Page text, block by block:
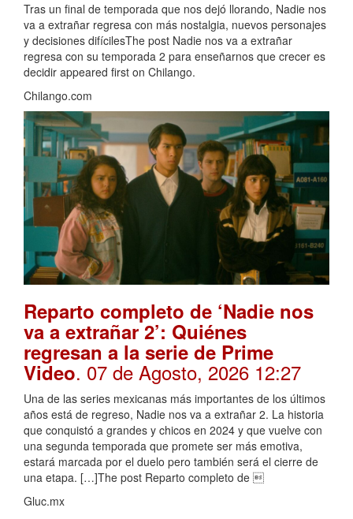
Tras un final de temporada que nos dejó llorando, Nadie nos
va a extrañar regresa con más nostalgia, nuevos personajes
y decisiones difícilesThe post Nadie nos va a extrañar
regresa con su temporada 2 para enseñarnos que crecer es
decidir appeared first on Chilango.
Chilango.com
Reparto completo de ‘Nadie nos
va a extrañar 2’: Quiénes
regresan a la serie de Prime
Video. 07 de Agosto, 2026 12:27
Una de las series mexicanas más importantes de los últimos
años está de regreso, Nadie nos va a extrañar 2. La historia
que conquistó a grandes y chicos en 2024 y que vuelve con
una segunda temporada que promete ser más emotiva,
estará marcada por el duelo pero también será el cierre de
una etapa. […]The post Reparto completo de 
Gluc.mx